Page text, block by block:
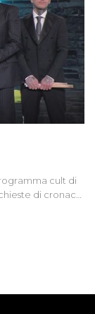
cult di
di cronaca